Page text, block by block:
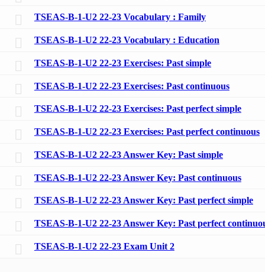
TSEAS-B-1-U2 22-23 Vocabulary : Family
TSEAS-B-1-U2 22-23 Vocabulary : Education
TSEAS-B-1-U2 22-23 Exercises: Past simple
TSEAS-B-1-U2 22-23 Exercises: Past continuous
TSEAS-B-1-U2 22-23 Exercises: Past perfect simple
TSEAS-B-1-U2 22-23 Exercises: Past perfect continuous
TSEAS-B-1-U2 22-23 Answer Key: Past simple
TSEAS-B-1-U2 22-23 Answer Key: Past continuous
TSEAS-B-1-U2 22-23 Answer Key: Past perfect simple
TSEAS-B-1-U2 22-23 Answer Key: Past perfect
TSEAS-B-1-U2 22-23 Exam Unit 2